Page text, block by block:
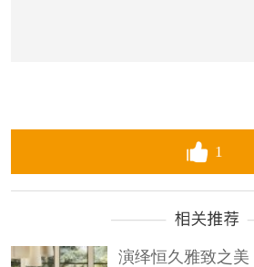
1
演绎恒久雅致之美